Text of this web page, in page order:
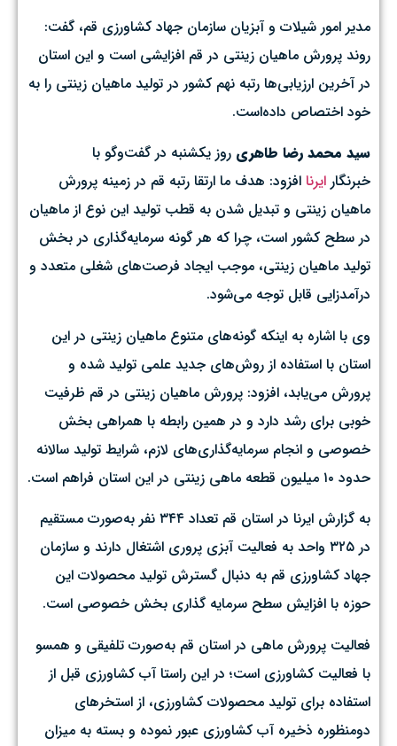
مدیر امور شیلات و آبزیان سازمان جهاد کشاورزی قم، گفت:
روند پرورش ماهیان زینتی در قم افزایشی است و این استان
در آخرین ارزیابی‌ها رتبه نهم کشور در تولید ماهیان زینتی را به
خود اختصاص داده‌است.
سید محمد رضا طاهری روز یکشنبه در گفت‌وگو با
خبرنگار ایرنا افزود: هدف ما ارتقا رتبه قم در زمینه پرورش
ماهیان زینتی و تبدیل شدن به قطب تولید این نوع از ماهیان
در سطح کشور است، چرا که هر گونه سرمایه‌گذاری در بخش
تولید ماهیان زینتی، موجب ایجاد فرصت‌های شغلی متعدد و
درآمدزایی قابل توجه می‌شود.
وی با اشاره به اینکه گونه‌های متنوع ماهیان زینتی در این
استان با استفاده از روش‌های جدید علمی تولید شده و
پرورش می‌یابد، افزود: پرورش ماهیان زینتی در قم ظرفیت
خوبی برای رشد دارد و در همین رابطه با همراهی بخش
خصوصی و انجام سرمایه‌گذاری‌های لازم، شرایط تولید سالانه
حدود ۱۰ میلیون قطعه ماهی زینتی در این استان فراهم است.
به گزارش ایرنا در استان قم تعداد ۳۴۴ نفر به‌صورت مستقیم
در ۳۲۵ واحد به فعالیت آبزی پروری اشتغال دارند و سازمان
جهاد کشاورزی قم به دنبال گسترش تولید محصولات این
حوزه با افزایش سطح سرمایه گذاری بخش خصوصی است.
فعالیت پرورش ماهی در استان قم به‌صورت تلفیقی و همسو
با فعالیت کشاورزی است؛ در این راستا آب کشاورزی قبل از
استفاده برای تولید محصولات کشاورزی، از استخرهای
دومنظوره ذخیره آب کشاورزی عبور نموده و بسته به میزان